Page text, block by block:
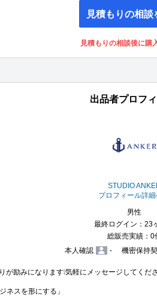
見積もりの相談
見積もりの相談後に購
出品者プロフ
STUDIO
プロフィール詳
男性
最終ログイン：23
総販売実績：0
本人確認
- 機密保持
励みになります❕️気軽にメッセージしてくださ
ネスを形にする」